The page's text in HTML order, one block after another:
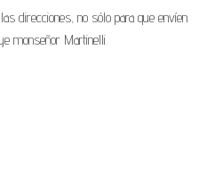
direcciones, no sólo para que envíen
monseñor Martinelli.